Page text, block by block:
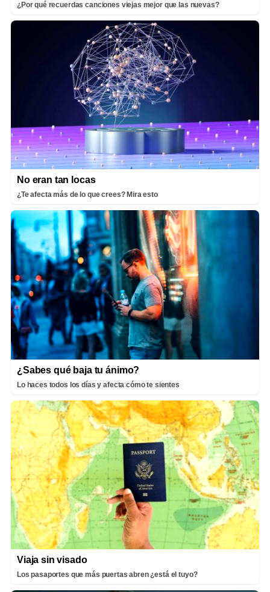
¿Por qué recuerdas canciones viejas mejor que las nuevas?
No eran tan locas
¿Te afecta más de lo que crees? Mira esto
¿Sabes qué baja tu ánimo?
Lo haces todos los días y afecta cómo te sientes
Viaja sin visado
Los pasaportes que más puertas abren ¿está el tuyo?